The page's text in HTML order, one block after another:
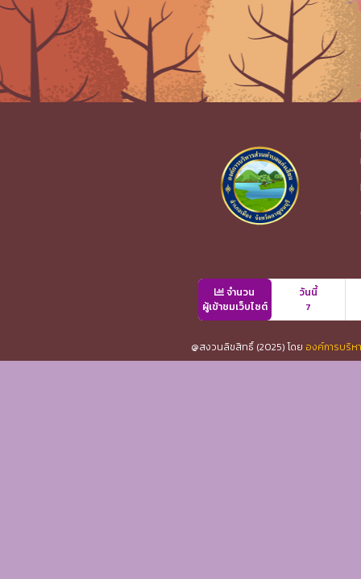
จำนวน
ผู้เข้าชมเว็บไซต์
วันนี้
7
@สงวนลิขสิทธิ์ (2025) โดย องค์การบริห